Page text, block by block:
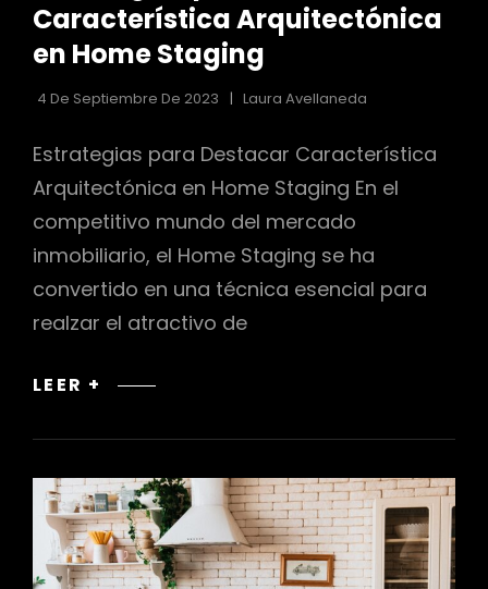
CATEGORÍAS
Característica Arquitectónica
en Home Staging
4 De Septiembre De 2023 Laura Avellaneda
Estrategias para Destacar Característica
Arquitectónica en Home Staging En el
competitivo mundo del mercado
inmobiliario, el Home Staging se ha
convertido en una técnica esencial para
realzar el atractivo de
LEER +
ESTRATEGIAS
DESTACAR
ARQUITECTÓNICA
EN
HOME
STAGING